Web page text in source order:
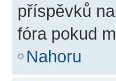
příspěvků
fóra pokud
Nahoru